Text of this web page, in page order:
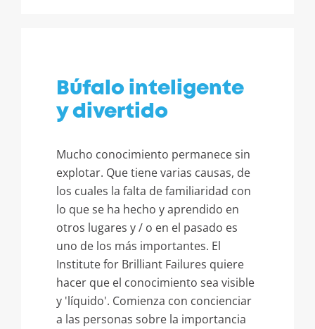
Búfalo inteligente
y divertido
Mucho conocimiento permanece sin
explotar. Que tiene varias causas, de
los cuales la falta de familiaridad con
lo que se ha hecho y aprendido en
otros lugares y / o en el pasado es
uno de los más importantes. El
Institute for Brilliant Failures quiere
hacer que el conocimiento sea visible
y 'líquido'. Comienza con concienciar
a las personas sobre la importancia